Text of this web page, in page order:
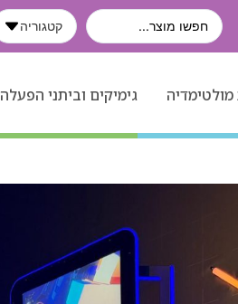
קטגוריה
גימיקים וביתני הפעלה